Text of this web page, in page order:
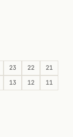
23 22
21
13 12
11